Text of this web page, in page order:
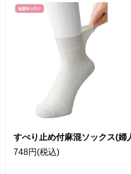
すべり止め付麻混ソックス(婦
748円(税込)